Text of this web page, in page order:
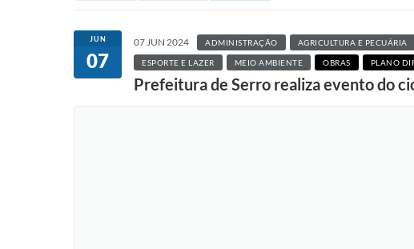
JUN
07
07 JUN 2024 ADMINISTRAÇÃO AGRICULTURA E PECUÁRIA
ESPORTE E LAZER MEIO AMBIENTE OBRAS PLANO
Prefeitura de Serro realiza evento do